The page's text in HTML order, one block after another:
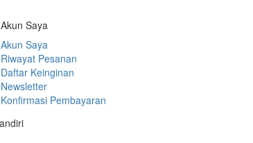
Akun Saya
Akun Saya
Riwayat Pesanan
Daftar Keinginan
Newsletter
Konfirmasi Pembayaran